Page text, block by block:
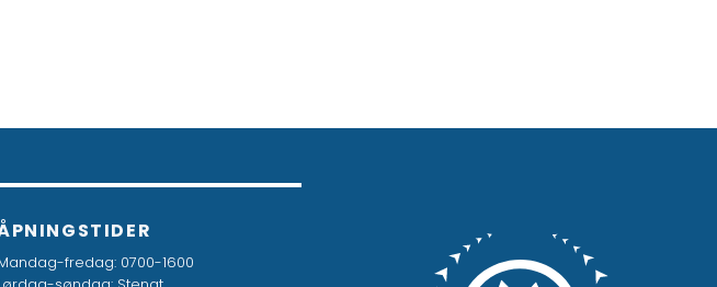
fredag: 0700-1600